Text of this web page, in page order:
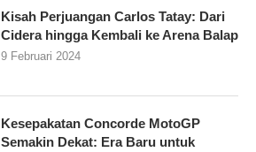
Kisah Perjuangan Carlos Tatay: Dari
Cidera hingga Kembali ke Arena Balap
9 Februari 2024
Kesepakatan Concorde MotoGP
Semakin Dekat: Era Baru untuk